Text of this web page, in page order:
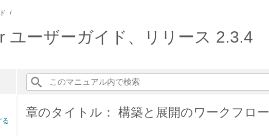
ユーザーガイド、リリース 2.3.4
る
章のタイトル： 構築と展開のワークフロー